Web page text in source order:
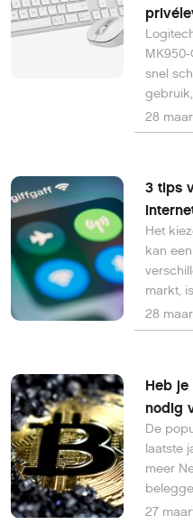
snel
Device
28
3 tips
Het
kan
markt,
maakt.
28
Heb
nodig
De
laatste
meer
27